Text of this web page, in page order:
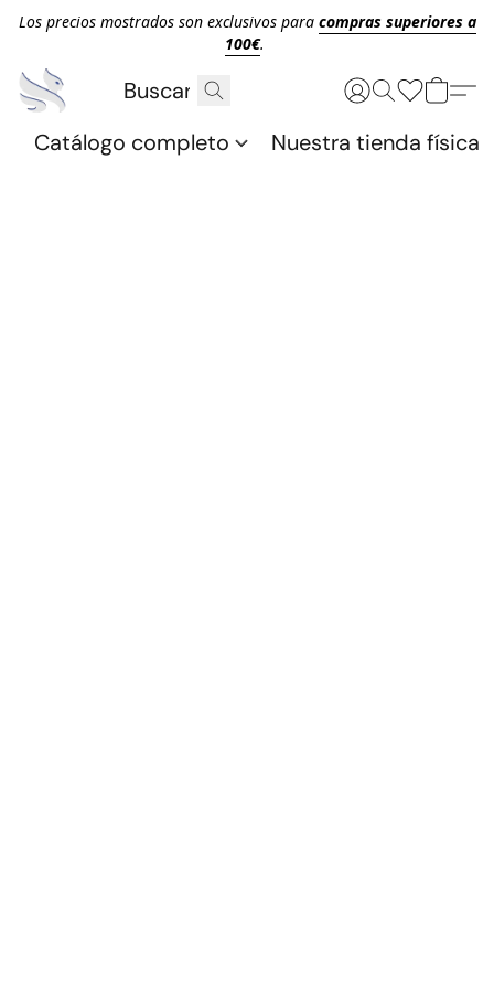
Los precios mostrados son exclusivos para compras superiores a
100€.
Catálogo completo Nuestra tienda física